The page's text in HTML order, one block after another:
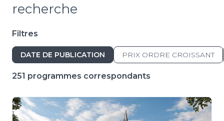
recherche
Filtres
DATE DE PUBLICATION PRIX ORDRE CROISSANT
251 programmes correspondants